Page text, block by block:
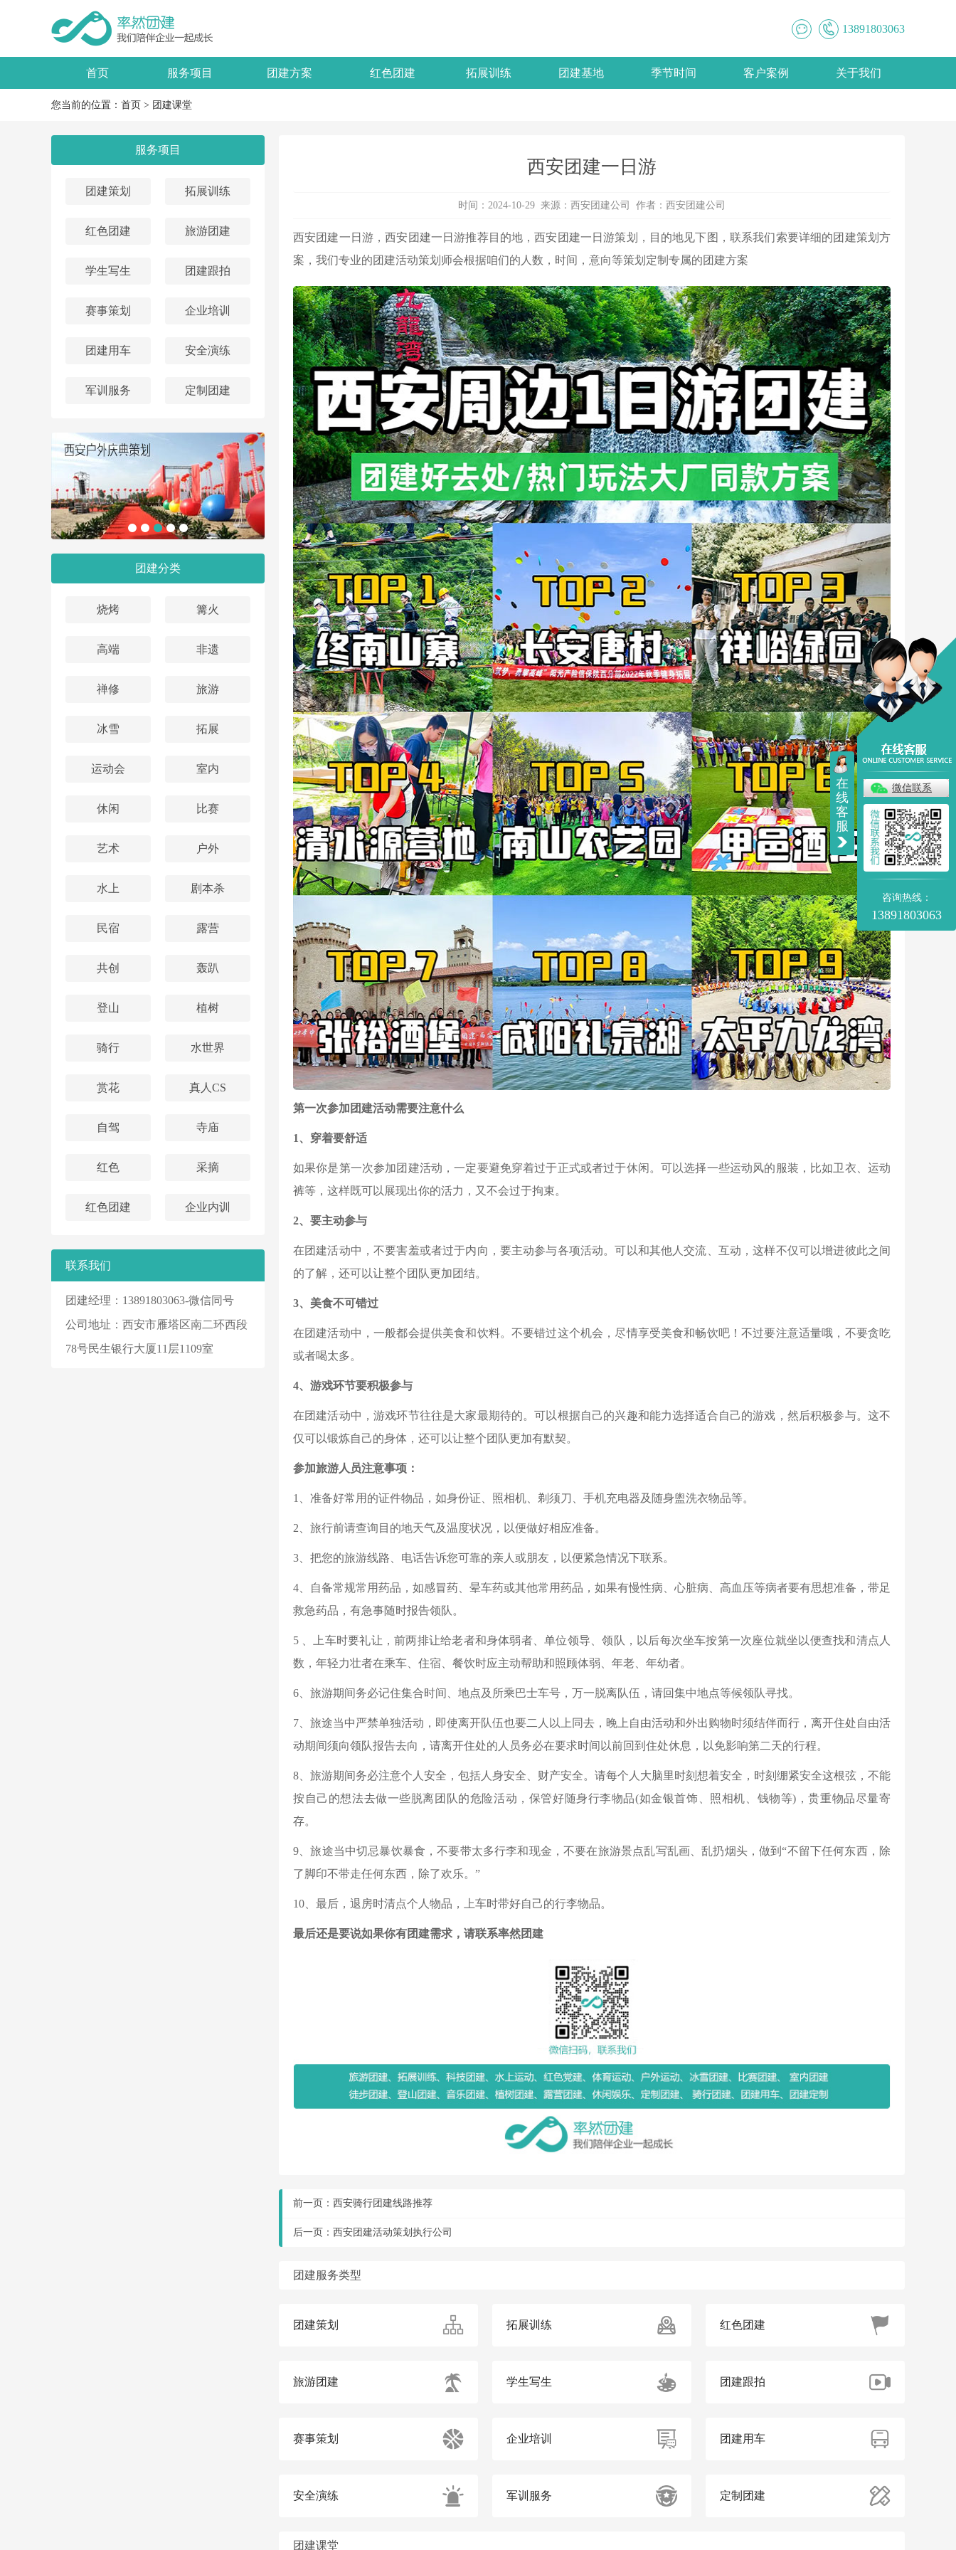
13891803063
首页 服务项目 团建方案 红色团建 拓展训练 团建基地 季节时间 客户案例 关于我们
您当前的位置： 首页 > 团建课堂
服务项目
团建策划 拓展训练
红色团建 旅游团建
学生写生 团建跟拍
赛事策划 企业培训
团建用车 安全演练
军训服务 定制团建
团建分类
烧烤 篝火
高端 非遗
禅修 旅游
冰雪 拓展
运动会 室内
休闲 比赛
艺术 户外
水上 剧本杀
民宿 露营
共创 轰趴
登山 植树
骑行 水世界
赏花 真人CS
自驾 寺庙
红色 采摘
红色团建 企业内训
联系我们
团建经理：13891803063-微信同号
公司地址：西安市雁塔区南二环西段
78号民生银行大厦11层1109室
西安团建一日游
时间：2024-10-29 来源： 西安团建公司 作者： 西安团建公司
西安团建一日游，西安团建一日游推荐目的地，西安团建一日游策划，目的地见下图，联系我们索要详细的团建策划方
案，我们专业的团建活动策划师会根据咱们的人数，时间，意向等策划定制专属的团建方案
第一次参加团建活动需要注意什么
1、穿着要舒适
如果你是第一次参加团建活动，一定要避免穿着过于正式或者过于休闲。可以选择一些运动风的服装，比如卫衣、运动
裤等，这样既可以展现出你的活力，又不会过于拘束。
2、要主动参与
在团建活动中，不要害羞或者过于内向，要主动参与各项活动。可以和其他人交流、互动，这样不仅可以增进彼此之间
的了解，还可以让整个团队更加团结。
3、美食不可错过
在团建活动中，一般都会提供美食和饮料。不要错过这个机会，尽情享受美食和畅饮吧！不过要注意适量哦，不要贪吃
或者喝太多。
4、游戏环节要积极参与
在团建活动中，游戏环节往往是大家最期待的。可以根据自己的兴趣和能力选择适合自己的游戏，然后积极参与。这不
仅可以锻炼自己的身体，还可以让整个团队更加有默契。
参加旅游人员注意事项：
1、准备好常用的证件物品，如身份证、照相机、剃须刀、手机充电器及随身盥洗衣物品等。
2、旅行前请查询目的地天气及温度状况，以便做好相应准备。
3、把您的旅游线路、电话告诉您可靠的亲人或朋友，以便紧急情况下联系。
4、自备常规常用药品，如感冒药、晕车药或其他常用药品，如果有慢性病、心脏病、高血压等病者要有思想准备，带足
救急药品，有急事随时报告领队。
5 、上车时要礼让，前两排让给老者和身体弱者、单位领导、领队，以后每次坐车按第一次座位就坐以便查找和清点人
数，年轻力壮者在乘车、住宿、餐饮时应主动帮助和照顾体弱、年老、年幼者。
6、旅游期间务必记住集合时间、地点及所乘巴士车号，万一脱离队伍，请回集中地点等候领队寻找。
7、旅途当中严禁单独活动，即使离开队伍也要二人以上同去，晚上自由活动和外出购物时须结伴而行，离开住处自由活
动期间须向领队报告去向，请离开住处的人员务必在要求时间以前回到住处休息，以免影响第二天的行程。
8、旅游期间务必注意个人安全，包括人身安全、财产安全。请每个人大脑里时刻想着安全，时刻绷紧安全这根弦，不能
按自己的想法去做一些脱离团队的危险活动，保管好随身行李物品(如金银首饰、照相机、钱物等)，贵重物品尽量寄
存。
9、旅途当中切忌暴饮暴食，不要带太多行李和现金，不要在旅游景点乱写乱画、乱扔烟头，做到“不留下任何东西，除
了脚印不带走任何东西，除了欢乐。”
10、最后，退房时清点个人物品，上车时带好自己的行李物品。
最后还是要说如果你有团建需求，请联系率然团建
前一页： 西安骑行团建线路推荐
后一页： 西安团建活动策划执行公司
团建服务类型
团建策划 拓展训练 红色团建
旅游团建 学生写生 团建跟拍
赛事策划 企业培训 团建用车
安全演练 军训服务 定制团建
团建课堂
在
线
客
服
微信联系
咨询热线：
13891803063